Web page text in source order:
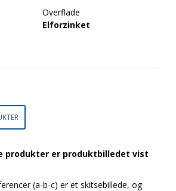
Overflade
Elforzinket
produkter er produktbilledet vist
(a-b-c) er et skitsebillede, og